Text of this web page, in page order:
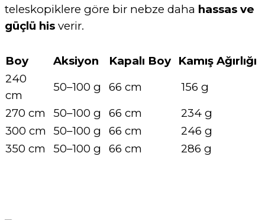
teleskopiklere göre bir nebze daha hassas ve
güçlü his verir.
Boy Aksiyon Kapalı Boy Kamış Ağırlığı
240
cm
50–100 g 66 cm
156 g
270 cm
50–100 g 66 cm
234 g
300 cm
50–100 g 66 cm
246 g
350 cm
50–100 g 66 cm 286 g